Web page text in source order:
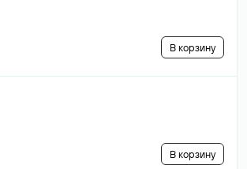
В корзину
В корзину